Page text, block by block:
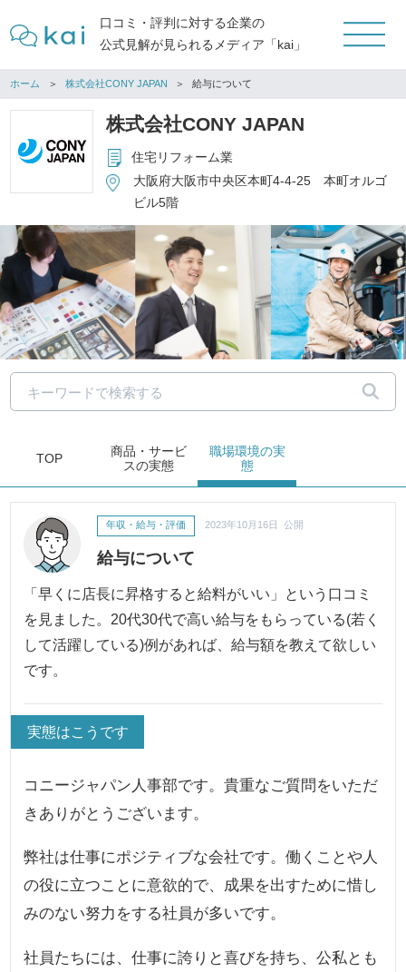
口コミ・評判に対する企業の
公式見解が見られるメディア「kai」
ホーム 株式会社CONY JAPAN 給与について
株式会社CONY JAPAN
住宅リフォーム業
大阪府大阪市中央区本町4-4-25 本町オルゴ
ビル5階
TOP
商品・サービ
スの実態
職場環境の実
態
給与について
年収・給与・評価 2023年10月16日 公開
「早くに店長に昇格すると給料がいい」という口コミ
を見ました。20代30代で高い給与をもらっている(若く
して活躍している)例があれば、給与額を教えて欲しい
です。
実態はこうです
コニージャパン人事部です。貴重なご質問をいただ
きありがとうございます。
弊社は仕事にポジティブな会社です。働くことや人
の役に立つことに意欲的で、成果を出すために惜し
みのない努力をする社員が多いです。
社員たちには、仕事に誇りと喜びを持ち、公私とも